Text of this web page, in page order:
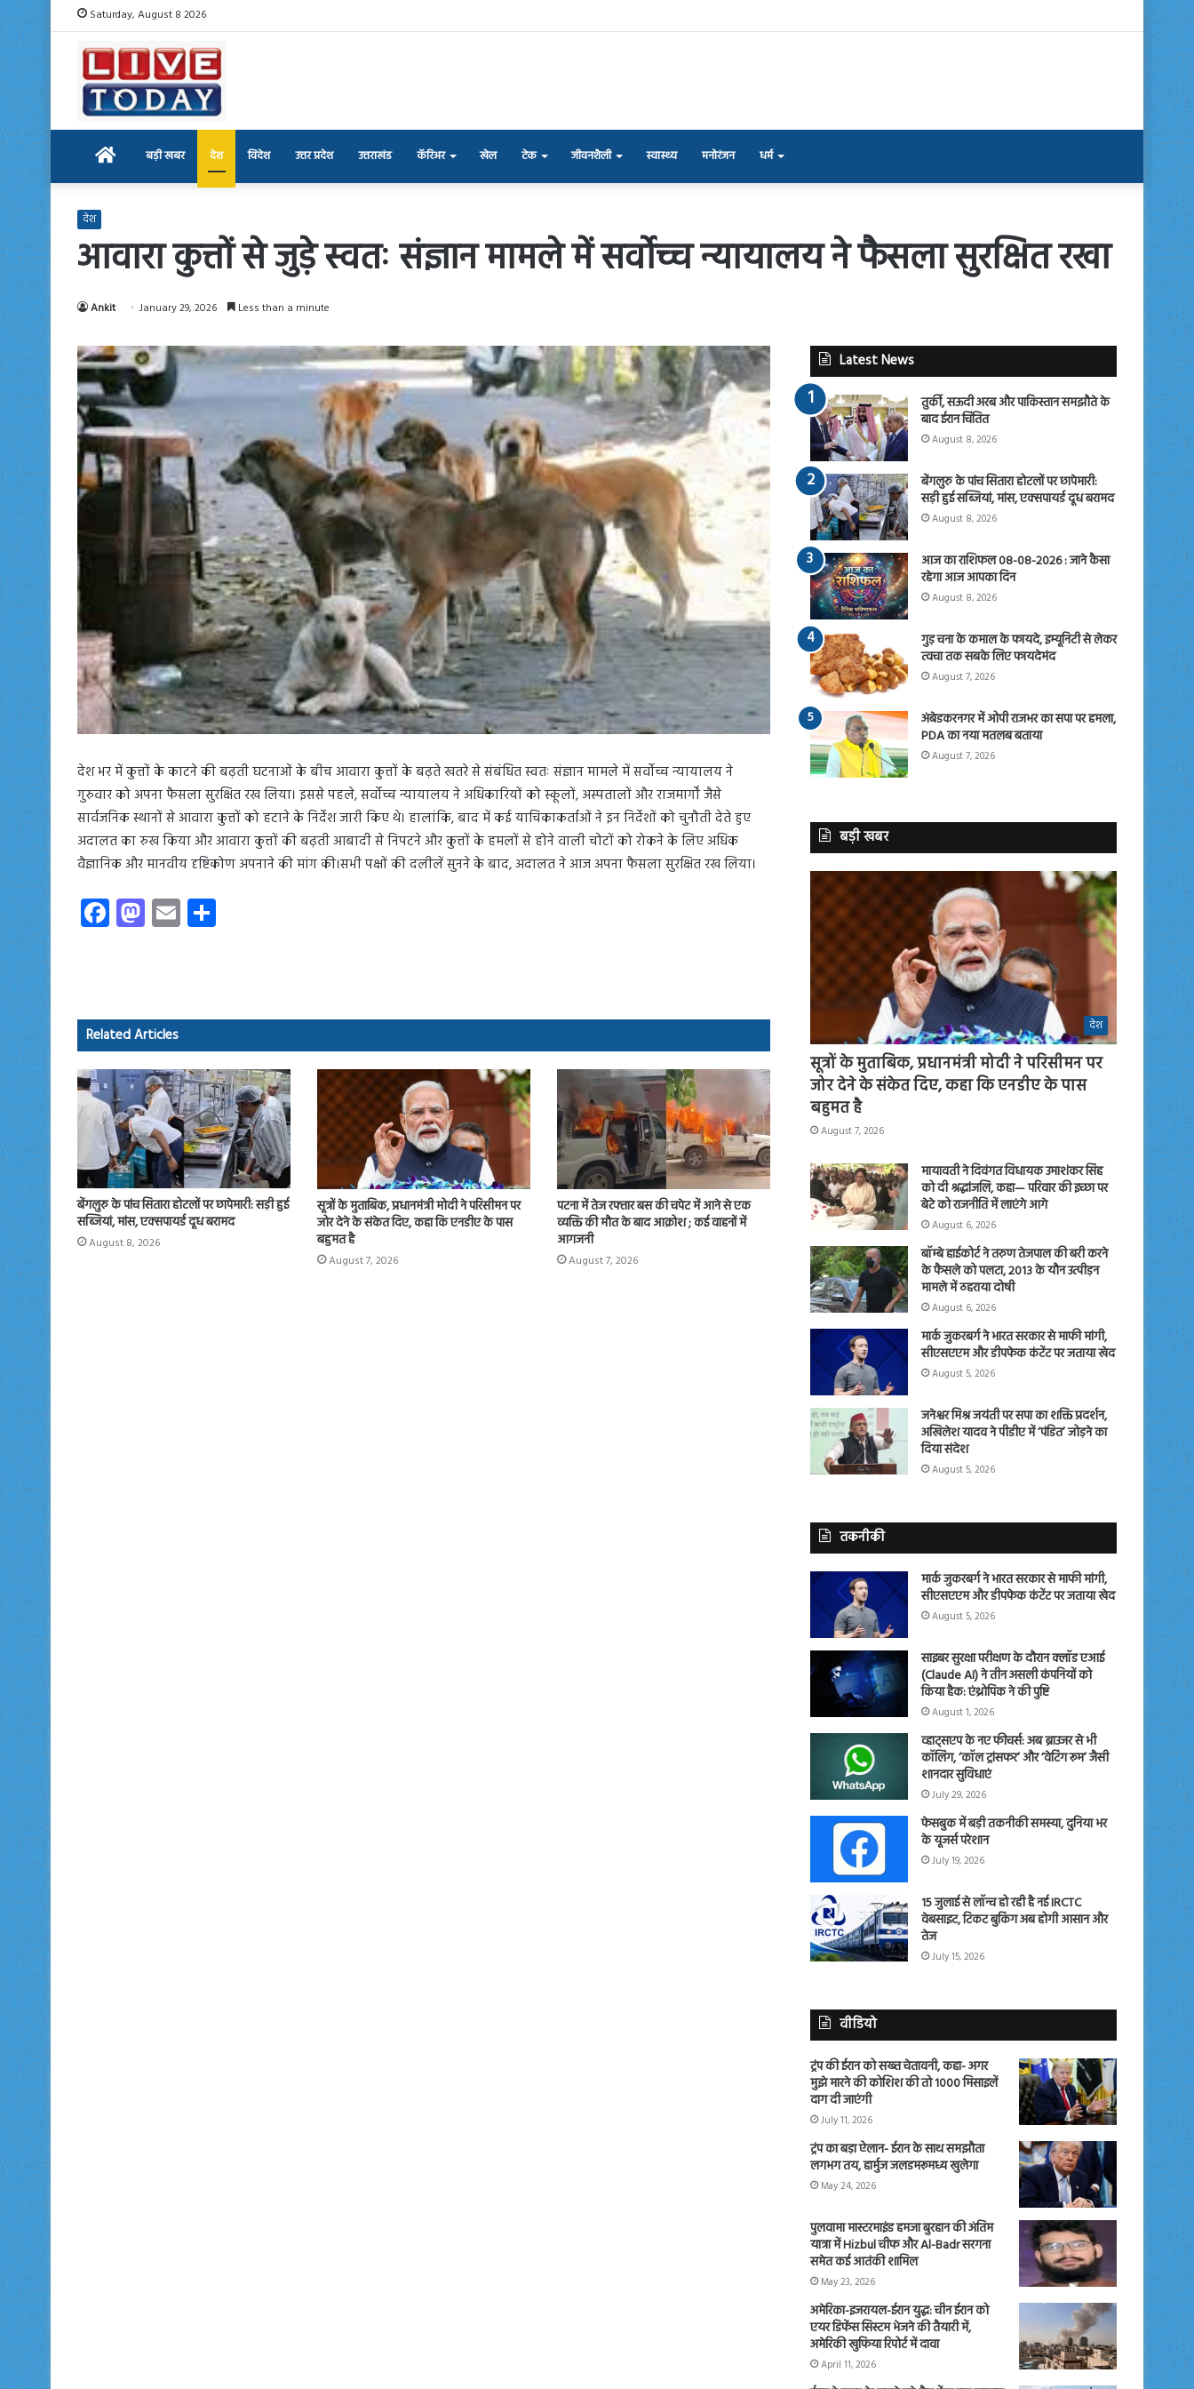
Saturday, August 8 2026
Home बड़ी खबर देश विदेश उत्तर प्रदेश उत्तराखंड कॅरिअर खेल टेक जीवनशैली स्वास्थ्य मनोरंजन धर्म
देश
आवारा कुत्तों से जुड़े स्वतः संज्ञान मामले में सर्वोच्च न्यायालय ने फैसला सुरक्षित रखा
Ankit January 29, 2026 Less than a minute
देश भर में कुत्तों के काटने की बढ़ती घटनाओं के बीच आवारा कुत्तों के बढ़ते खतरे से संबंधित स्वतः संज्ञान मामले में सर्वोच्च न्यायालय ने
गुरुवार को अपना फैसला सुरक्षित रख लिया। इससे पहले, सर्वोच्च न्यायालय ने अधिकारियों को स्कूलों, अस्पतालों और राजमार्गों जैसे
सार्वजनिक स्थानों से आवारा कुत्तों को हटाने के निर्देश जारी किए थे। हालांकि, बाद में कई याचिकाकर्ताओं ने इन निर्देशों को चुनौती देते हुए
अदालत का रुख किया और आवारा कुत्तों की बढ़ती आबादी से निपटने और कुत्तों के हमलों से होने वाली चोटों को रोकने के लिए अधिक
वैज्ञानिक और मानवीय दृष्टिकोण अपनाने की मांग की।सभी पक्षों की दलीलें सुनने के बाद, अदालत ने आज अपना फैसला सुरक्षित रख लिया।
Fa
ce
ok
M
as
o
n
E
m
Related Articles
बेंगलुरु के पांच सितारा होटलों पर छापेमारी: सड़ी हुई
सब्जियां, मांस, एक्सपायर्ड दूध बरामद
August 8, 2026
सूत्रों के मुताबिक, प्रधानमंत्री मोदी ने परिसीमन पर
जोर देने के संकेत दिए, कहा कि एनडीए के पास
बहुमत है
August 7, 2026
पटना में तेज रफ्तार बस की चपेट में आने से एक
व्यक्ति की मौत के बाद आक्रोश ; कई वाहनों में
आगजनी
August 7, 2026
Latest News
तुर्की, सऊदी अरब और पाकिस्तान समझौते के
बाद ईरान चिंतित
August 8, 2026
बेंगलुरु के पांच सितारा होटलों पर छापेमारी:
सड़ी हुई सब्जियां, मांस, एक्सपायर्ड दूध बरामद
August 8, 2026
आज का राशिफल 08-08-2026 : जाने कैसा
रहेगा आज आपका दिन
August 8, 2026
गुड़ चना के कमाल के फायदे, इम्यूनिटी से लेकर
त्वचा तक सबके लिए फायदेमंद
August 7, 2026
अंबेडकरनगर में ओपी राजभर का सपा पर हमला,
PDA का नया मतलब बताया
August 7, 2026
बड़ी खबर
देश
सूत्रों के मुताबिक, प्रधानमंत्री मोदी ने परिसीमन पर
जोर देने के संकेत दिए, कहा कि एनडीए के पास
बहुमत है
August 7, 2026
मायावती ने दिवंगत विधायक उमाशंकर सिंह
को दी श्रद्धांजलि, कहा— परिवार की इच्छा पर
बेटे को राजनीति में लाएंगे आगे
August 6, 2026
बॉम्बे हाईकोर्ट ने तरुण तेजपाल की बरी करने
के फैसले को पलटा, 2013 के यौन उत्पीड़न
मामले में ठहराया दोषी
August 6, 2026
मार्क जुकरबर्ग ने भारत सरकार से माफी मांगी,
सीएसएएम और डीपफेक कंटेंट पर जताया खेद
August 5, 2026
जनेश्वर मिश्र जयंती पर सपा का शक्ति प्रदर्शन,
अखिलेश यादव ने पीडीए में ‘पंडित’ जोड़ने का
दिया संदेश
August 5, 2026
तकनीकी
मार्क जुकरबर्ग ने भारत सरकार से माफी मांगी,
सीएसएएम और डीपफेक कंटेंट पर जताया खेद
August 5, 2026
साइबर सुरक्षा परीक्षण के दौरान क्लॉड एआई
(Claude AI) ने तीन असली कंपनियों को
किया हैक: एंथ्रोपिक ने की पुष्टि
August 1, 2026
व्हाट्सएप के नए फीचर्स: अब ब्राउजर से भी
कॉलिंग, ‘कॉल ट्रांसफर’ और ‘वेटिंग रूम’ जैसी
शानदार सुविधाएं
July 29, 2026
फेसबुक में बड़ी तकनीकी समस्या, दुनिया भर
के यूजर्स परेशान
July 19, 2026
15 जुलाई से लॉन्च हो रही है नई IRCTC
वेबसाइट, टिकट बुकिंग अब होगी आसान और
तेज
July 15, 2026
वीडियो
ट्रंप की ईरान को सख्त चेतावनी, कहा- अगर
मुझे मारने की कोशिश की तो 1000 मिसाइलें
दाग दी जाएंगी
July 11, 2026
ट्रंप का बड़ा ऐलान- ईरान के साथ समझौता
लगभग तय, हार्मुज जलडमरूमध्य खुलेगा
May 24, 2026
पुलवामा मास्टरमाइंड हमजा बुरहान की अंतिम
यात्रा में Hizbul चीफ और Al-Badr सरगना
समेत कई आतंकी शामिल
May 23, 2026
अमेरिका-इजरायल-ईरान युद्ध: चीन ईरान को
एयर डिफेंस सिस्टम भेजने की तैयारी में,
अमेरिकी खुफिया रिपोर्ट में दावा
April 11, 2026